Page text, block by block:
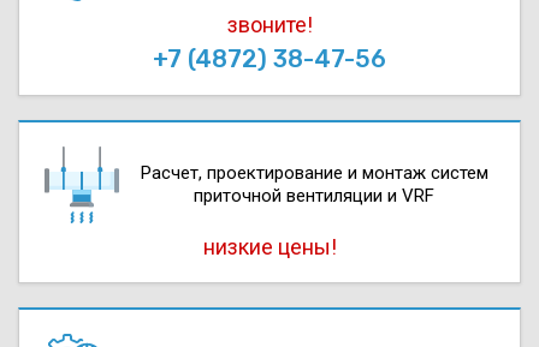
звоните!
+7 (4872) 38-47-56
Расчет, проектирова­ние и монтаж систем
приточной вентиляции и VRF
низкие цены!